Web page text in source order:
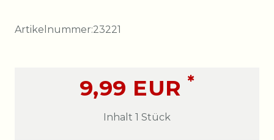
Artikelnummer:23221
9,99 EUR *
Inhalt 1 Stück